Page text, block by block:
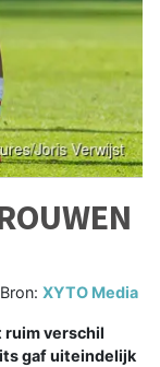
Bron:XYTO Media
ruim verschil
gaf uiteindelijk